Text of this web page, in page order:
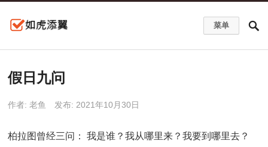
菜单
假日九问
作者:老鱼 发布: 2021年10月30日
柏拉图曾经三问： 我是谁？我从哪里来？我要到哪里去？